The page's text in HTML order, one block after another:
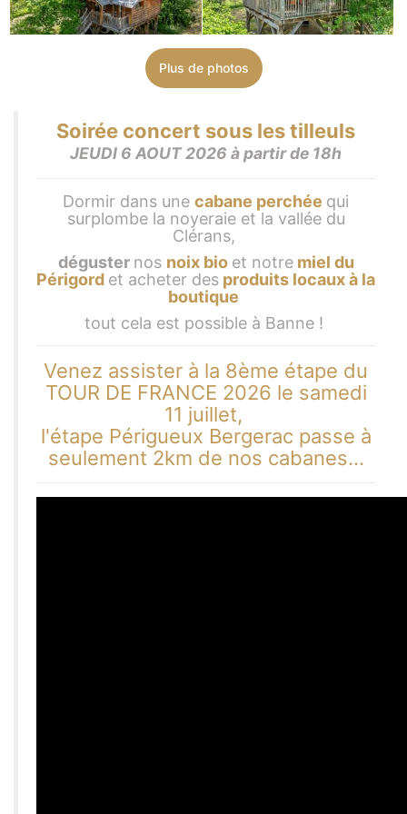
Plus de photos
Soirée concert sous les tilleuls
JEUDI 6 AOUT 2026 à partir de 18h
Dormir dans une cabane perchée qui
surplombe la noyeraie et la vallée du
Clérans,
déguster nos noix bio et notre miel du
Périgord et acheter des produits locaux à la
boutique
tout cela est possible à Banne !
Venez assister à la 8ème étape du
TOUR DE FRANCE 2026 le samedi
11 juillet,
l'étape Périgueux Bergerac passe à
seulement 2km de nos cabanes...